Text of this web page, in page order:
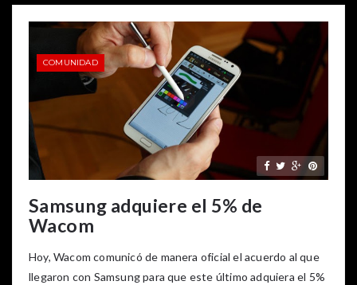
Samsung adquiere el 5% de
Wacom
Hoy, Wacom comunicó de manera oficial el acuerdo al que
llegaron con Samsung para que este último adquiera el 5%
COMUNIDAD